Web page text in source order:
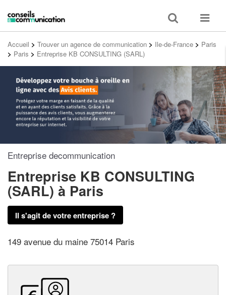
Toggle
search
Toggle
Accueil > Trouver un agence de communication > Ile-de-France > Paris
> Paris > Entreprise KB CONSULTING (SARL)
Entreprise decommunication
Entreprise KB CONSULTING
(SARL) à Paris
Il s'agit de votre entreprise ?
149 avenue du maine 75014 Paris